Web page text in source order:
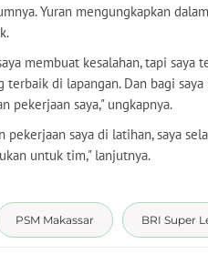
Yuran mengungkapkan
membuat kesalahan, tapi saya
terbaik di lapangan. Dan bagi
pekerjaan saya," ungkapnya.
pekerjaan saya di latihan, saya
untuk tim," lanjutnya.
PSM Makassar BRI Super